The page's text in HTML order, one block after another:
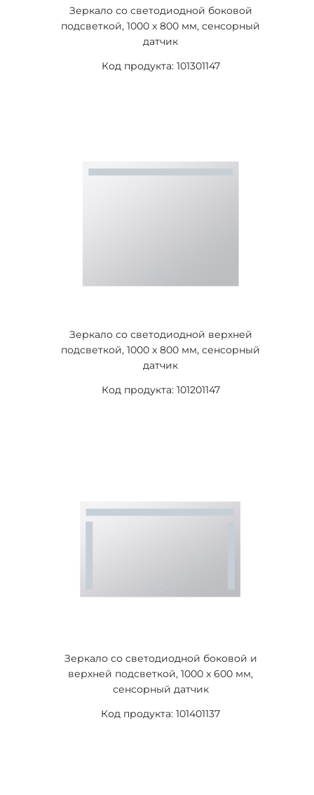
Зеркало со светодиодной боковой
подсветкой, 1000 x 800 мм, сенсорный
датчик
Код продукта: 101301147
Зеркало со светодиодной верхней
подсветкой, 1000 x 800 мм, сенсорный
датчик
Код продукта: 101201147
Зеркало со светодиодной боковой и
верхней подсветкой, 1000 x 600 мм,
сенсорный датчик
Код продукта: 101401137